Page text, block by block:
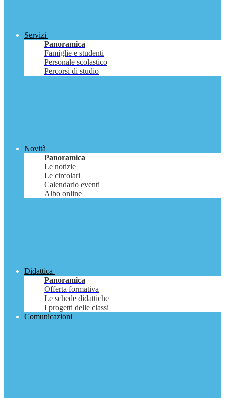
Servizi
Panoramica
Famiglie e studenti
Personale scolastico
Percorsi di studio
Novità
Panoramica
Le notizie
Le circolari
Calendario eventi
Albo online
Didattica
Panoramica
Offerta formativa
Le schede didattiche
I progetti delle classi
Comunicazioni